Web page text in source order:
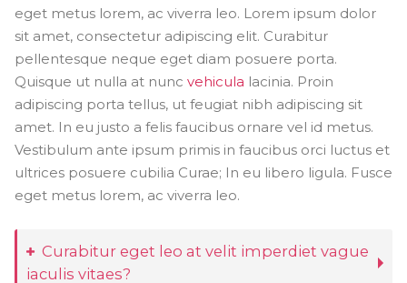
eget metus lorem, ac viverra leo. Lorem ipsum dolor
sit amet, consectetur adipiscing elit. Curabitur
pellentesque neque eget diam posuere porta.
Quisque ut nulla at nunc vehicula lacinia. Proin
adipiscing porta tellus, ut feugiat nibh adipiscing sit
amet. In eu justo a felis faucibus ornare vel id metus.
Vestibulum ante ipsum primis in faucibus orci luctus et
ultrices posuere cubilia Curae; In eu libero ligula. Fusce
eget metus lorem, ac viverra leo.
Curabitur eget leo at velit imperdiet vague
iaculis vitaes?